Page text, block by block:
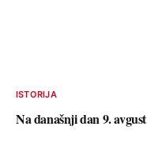
ISTORIJA
Na današnji dan 9. avgust